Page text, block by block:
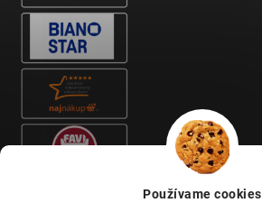
Používame cookies